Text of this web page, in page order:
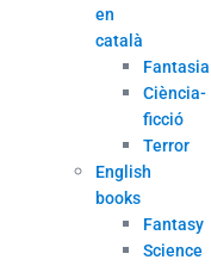
en
català
Fantasia
Ciència-
ficció
Terror
English
books
Fantasy
Science